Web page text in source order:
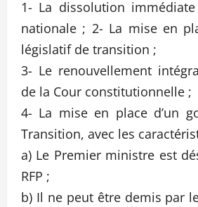
1- La dissolution immédiate
nationale ; 2- La mise en
législatif de transition ;
3- Le renouvellement
de la Cour constitutionnelle ;
4- La mise en place d’un
Transition, avec les
a) Le Premier ministre est
RFP ;
b) Il ne peut être demis par